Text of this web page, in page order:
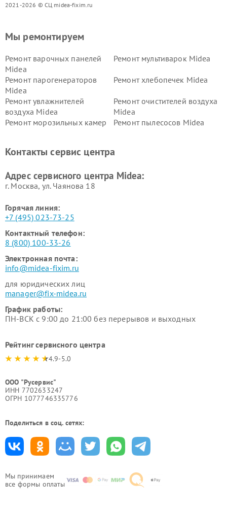
2021-2026 © СЦ midea-fixim.ru
Мы принимаем
все формы оплаты
Мы ремонтируем
Ремонт варочных панелей
Midea
Ремонт мультиварок Midea
Ремонт парогенераторов
Midea
Ремонт хлебопечек Midea
Ремонт увлажнителей
воздуха Midea
Ремонт очистителей воздуха
Midea
Ремонт морозильных камер
Ремонт пылесосов Midea
пылесосов Midea
Midea
Контакты сервис центра
Адрес сервисного центра Midea:
г. Москва, ул. Чаянова 18
Горячая линия:
+7 (495) 023-73-25
Контактный телефон:
8 (800) 100-33-26
Электронная почта:
info@midea-fixim.ru
для юридических лиц
manager@fix-midea.ru
График работы:
ПН-ВСК с 9:00 до 21:00 без перерывов и выходных
Рейтинг сервисного центра
4.9-5.0
ООО "Русервис"
ИНН 7702633247
ОГРН 1077746335776
Поделиться в соц. сетях: